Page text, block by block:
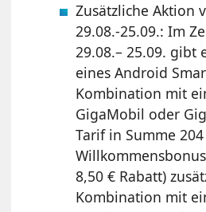
Zusätzliche Aktion
29.08.-25.09.: Im
29.08.– 25.09. gibt
eines Android
Kombination mit
GigaMobil oder
Tarif in Summe
8,50 € Rabatt)
Kombination mit